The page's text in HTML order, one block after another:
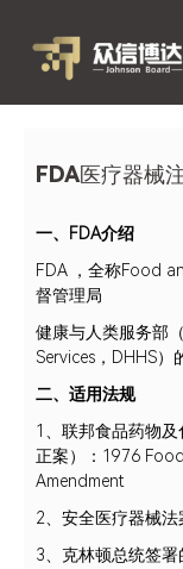
FDA医疗器械
一、FDA介绍
FDA ，全称Food
督管理局
健康与人类服务部
Services，DHHS）
二、适用法规
1、联邦食品药物
正案）：1976
Amendment
2、安全医疗器械
3、克林顿总统签